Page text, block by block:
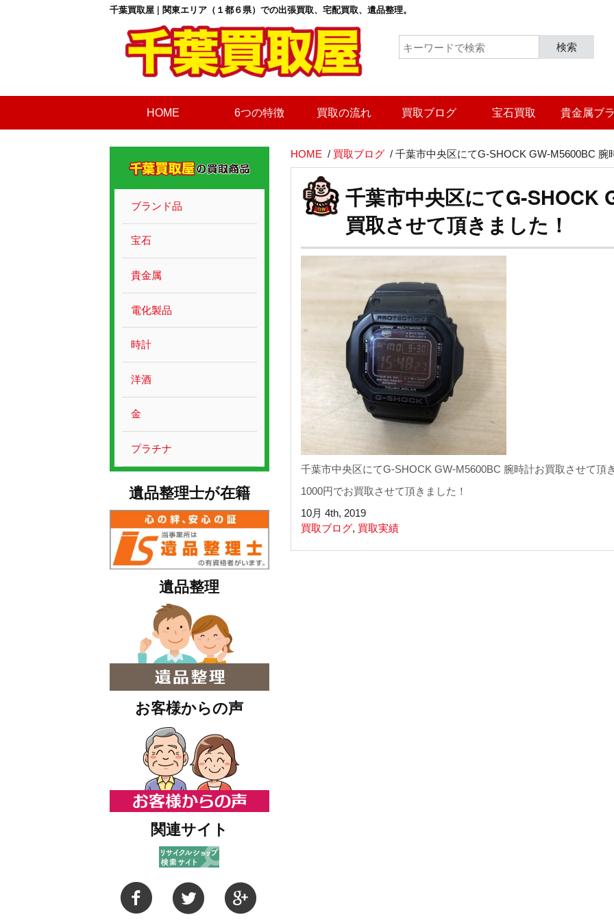
千葉買取屋 | 関東エリア（１都６県）での出張買取、宅配買取、遺品整理。
検索
HOME 6つの特徴 買取の流れ 買取ブログ 宝石買取 貴金属ブ
ブランド品
宝石
貴金属
電化製品
時計
洋酒
金
プラチナ
遺品整理士が在籍
遺品整理
お客様からの声
関連サイト
HOME / 買取ブログ/ 千葉市中央区にてG-SHOCK GW-M5600BC 腕
千葉市中央区にてG-SHOCK
買取させて頂きました！
千葉市中央区にてG-SHOCK GW-M5600BC 腕時計お買取させて頂
1000円でお買取させて頂きました！
10月 4th, 2019
買取ブログ, 買取実績